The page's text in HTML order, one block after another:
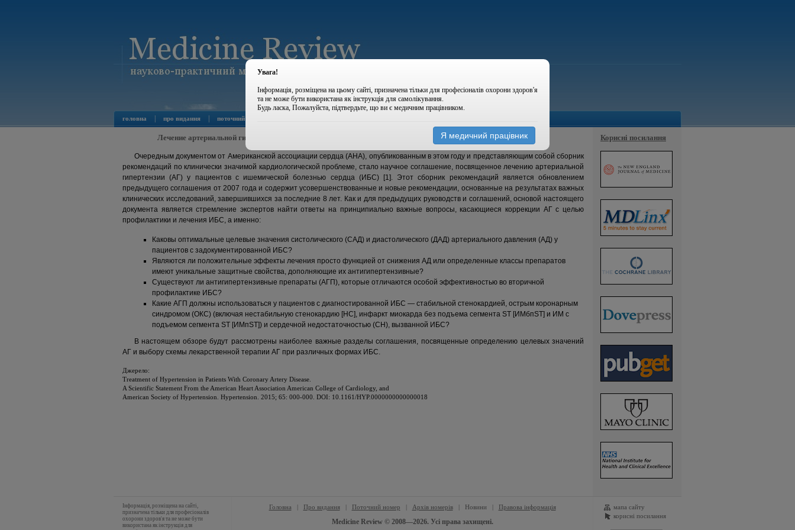
головна про видання поточний номер
Лечение артериальной гипертензии у больных с ишемической болезнью сердца: научное соглашение АНА (2015)
Очередным документом от Американской ассоциации сердца (АНА), опубликованным в этом году и представляющим собой сборник
рекомендаций по клинически значимой кардиологической проблеме, стало научное соглашение, посвященное лечению артериальной
гипертензии (АГ) у пациентов с ишемической болезнью сердца (ИБС) [1]. Этот сборник рекомендаций является обновлением
предыдущего соглашения от 2007 года и содержит усовершенствованные и новые рекомендации, основанные на результатах важных
клинических исследований, завершившихся за последние 8 лет. Как и для предыдущих руководств и соглашений, основой настоящего
документа является стремление экспертов найти ответы на принципиально важные вопросы, касающиеся коррекции АГ с целью
профилактики и лечения ИБС, а именно:
Каковы оптимальные целевые значения систолического (САД) и диастолического (ДАД) артериального давления (АД) у
пациентов с задокументированной ИБС?
Являются ли положительные эффекты лечения просто функцией от снижения АД или определенные классы препаратов
имеют уникальные защитные свойства, дополняющие их антигипертензивные?
Существуют ли антигипертензивные препараты (АГП), которые отличаются особой эффективностью во вторичной
профилактике ИБС?
Какие АГП должны использоваться у пациентов с диагностированной ИБС — стабильной стенокардией, острым коронарным
синдромом (ОКС) (включая нестабильную стенокардию [НС], инфаркт миокарда без подъема сегмента ST [ИМбпST] и ИМ с
подъемом сегмента ST [ИМпST]) и сердечной недостаточностью (СН), вызванной ИБС?
В настоящем обзоре будут рассмотрены наиболее важные разделы соглашения, посвященные определению целевых значений
АГ и выбору схемы лекарственной терапии АГ при различных формах ИБС.
Джерело:
Treatment of Hypertension in Patients With Coronary Artery Disease.
A Scientific Statement From the American Heart Association American College of Cardiology, and
American Society of Hypertension. Hypertension. 2015; 65: 000-000. DOI: 10.1161/HYP.0000000000000018
Корисні посилання
Інформація, розміщена на сайті,
призначена тільки для професіоналів
охорони здоров'я та не може бути
використана як інструкція для
Головна | Про видання | Поточний номер | Архів номерів | Новини | Правова інформація
Medicine Review © 2008—2026. Усі права захищені.
мапа сайту
корисні посилання
Увага!
Інформація, розміщена на цьому сайті, призначена тільки для професіоналів охорони здоров'я
та не може бути використана як інструкція для самолікування.
Будь ласка, Пожалуйста, підтвердьте, що ви є медичним працівником.
Я медичний працівник